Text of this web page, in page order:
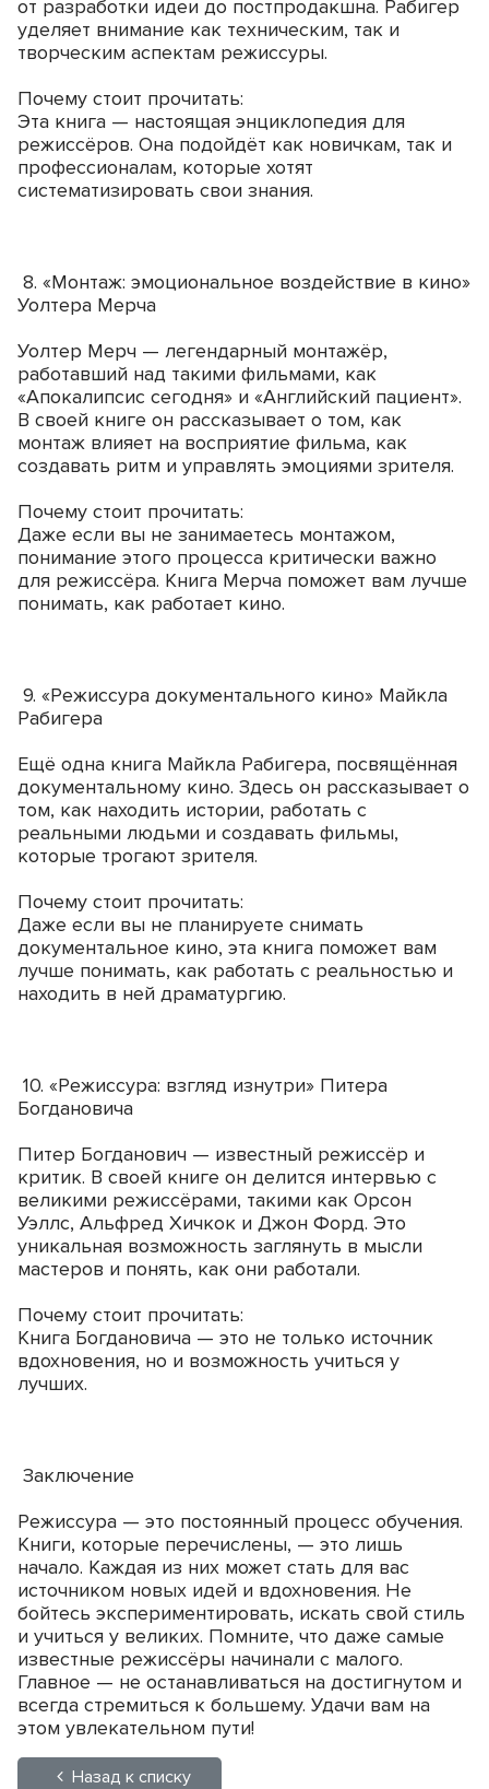
от разработки идеи до постпродакшна. Рабигер
уделяет внимание как техническим, так и
творческим аспектам режиссуры.
Почему стоит прочитать:
Эта книга — настоящая энциклопедия для
режиссёров. Она подойдёт как новичкам, так и
профессионалам, которые хотят
систематизировать свои знания.
8. «Монтаж: эмоциональное воздействие в кино»
Уолтера Мерча
Уолтер Мерч — легендарный монтажёр,
работавший над такими фильмами, как
«Апокалипсис сегодня» и «Английский пациент».
В своей книге он рассказывает о том, как
монтаж влияет на восприятие фильма, как
создавать ритм и управлять эмоциями зрителя.
Почему стоит прочитать:
Даже если вы не занимаетесь монтажом,
понимание этого процесса критически важно
для режиссёра. Книга Мерча поможет вам лучше
понимать, как работает кино.
9. «Режиссура документального кино» Майкла
Рабигера
Ещё одна книга Майкла Рабигера, посвящённая
документальному кино. Здесь он рассказывает о
том, как находить истории, работать с
реальными людьми и создавать фильмы,
которые трогают зрителя.
Почему стоит прочитать:
Даже если вы не планируете снимать
документальное кино, эта книга поможет вам
лучше понимать, как работать с реальностью и
находить в ней драматургию.
10. «Режиссура: взгляд изнутри» Питера
Богдановича
Питер Богданович — известный режиссёр и
критик. В своей книге он делится интервью с
великими режиссёрами, такими как Орсон
Уэллс, Альфред Хичкок и Джон Форд. Это
уникальная возможность заглянуть в мысли
мастеров и понять, как они работали.
Почему стоит прочитать:
Книга Богдановича — это не только источник
вдохновения, но и возможность учиться у
лучших.
Заключение
Режиссура — это постоянный процесс обучения.
Книги, которые перечислены, — это лишь
начало. Каждая из них может стать для вас
источником новых идей и вдохновения. Не
бойтесь экспериментировать, искать свой стиль
и учиться у великих. Помните, что даже самые
известные режиссёры начинали с малого.
Главное — не останавливаться на достигнутом и
всегда стремиться к большему. Удачи вам на
этом увлекательном пути!
Назад к списку